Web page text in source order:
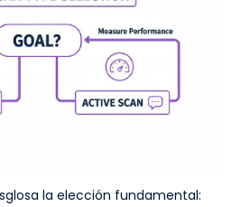
la elección fundamental: